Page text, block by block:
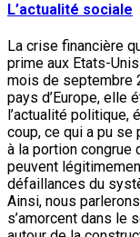
L’actualité sociale
La crise financière
prime aux Etats-
mois de septembre
pays d’Europe, elle
l’actualité politique,
coup, ce qui a pu
à la portion
peuvent
défaillances du
Ainsi, nous
s’amorcent dans le